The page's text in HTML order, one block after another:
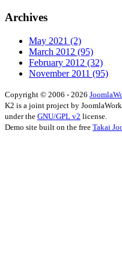
Archives
May 2021 (2)
March 2012 (95)
February 2012 (32)
November 2011 (95)
Copyright © 2006 - 2026
K2 is a joint project by
under the GNU/GPL v2 license.
Demo site built on the free Takai